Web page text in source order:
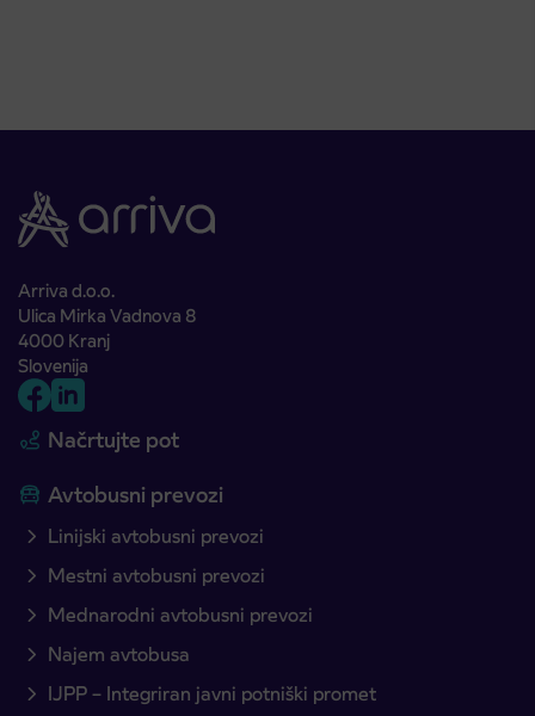
Arriva d.o.o.
Ulica Mirka Vadnova 8
4000 Kranj
Slovenija
Načrtujte pot
Avtobusni prevozi
Linijski avtobusni prevozi
Mestni avtobusni prevozi
Mednarodni avtobusni prevozi
Najem avtobusa
IJPP – Integriran javni potniški promet